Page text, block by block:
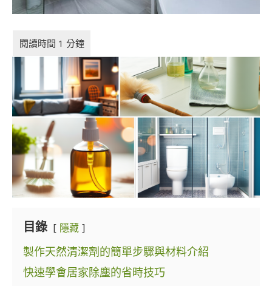
目錄 隱藏
製作天然清潔劑的簡單步驟與材料介紹
快速學會居家除塵的省時技巧